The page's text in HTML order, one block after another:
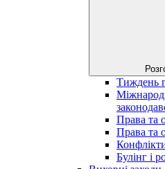
Тиждень
Права та
Права та
Булінг і